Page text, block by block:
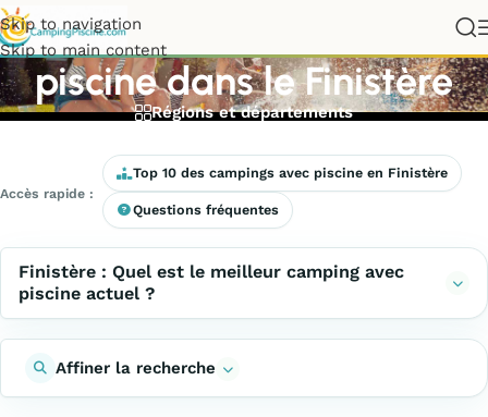
Skip to navigation
Skip to main content
Meilleurs campings avec
piscine dans le Finistère
Régions et départements
Accès rapide :
Top 10 des campings avec piscine en Finistère
Questions fréquentes
Finistère : Quel est le meilleur camping avec
piscine actuel ?
Affiner la recherche